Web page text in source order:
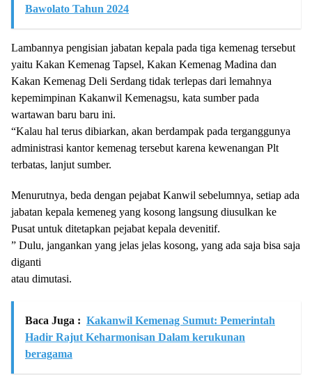
Bawolato Tahun 2024
Lambannya pengisian jabatan kepala pada tiga kemenag tersebut
yaitu Kakan Kemenag Tapsel, Kakan Kemenag Madina dan
Kakan Kemenag Deli Serdang tidak terlepas dari lemahnya
kepemimpinan Kakanwil Kemenagsu, kata sumber pada
wartawan baru baru ini.
“Kalau hal terus dibiarkan, akan berdampak pada terganggunya
administrasi kantor kemenag tersebut karena kewenangan Plt
terbatas, lanjut sumber.
Menurutnya, beda dengan pejabat Kanwil sebelumnya, setiap ada
jabatan kepala kemeneg yang kosong langsung diusulkan ke
Pusat untuk ditetapkan pejabat kepala devenitif.
” Dulu, jangankan yang jelas jelas kosong, yang ada saja bisa saja
diganti
atau dimutasi.
Baca Juga : Kakanwil Kemenag Sumut: Pemerintah
Hadir Rajut Keharmonisan Dalam kerukunan
beragama